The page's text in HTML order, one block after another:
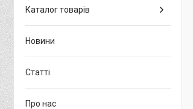
Каталог товарів
Новини
Статті
Про нас